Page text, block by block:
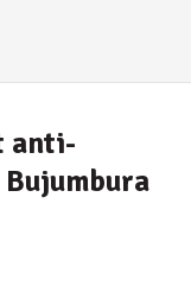
anti-